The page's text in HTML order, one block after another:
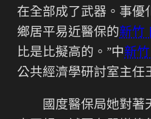
在全部成了武器。事優
鄉居平易近醫保的新竹
比是比擬高的。”中新
公共經濟學研討室主任
國度醫保局她對著